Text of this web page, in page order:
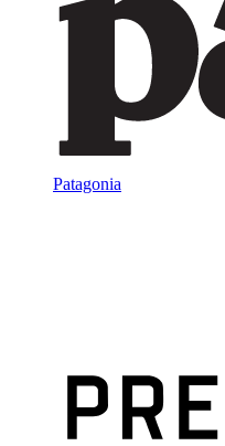
Patagonia